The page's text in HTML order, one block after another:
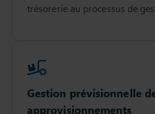
trésorerie au processus de
Gestion prévisionnelle
approvisionnements